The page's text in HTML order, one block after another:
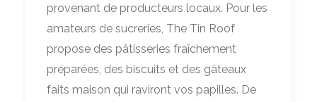
provenant de producteurs locaux. Pour les
amateurs de sucreries, The Tin Roof
propose des pâtisseries fraîchement
préparées, des biscuits et des gâteaux
faits maison qui raviront vos papilles. De